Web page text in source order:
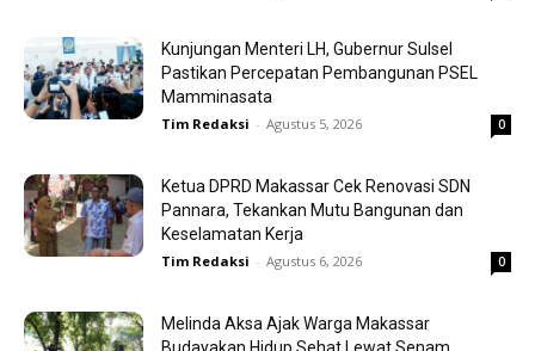
Kunjungan Menteri LH, Gubernur Sulsel
Pastikan Percepatan Pembangunan PSEL
Mamminasata
Tim Redaksi - Agustus 5, 2026 0
Ketua DPRD Makassar Cek Renovasi SDN
Pannara, Tekankan Mutu Bangunan dan
Keselamatan Kerja
Tim Redaksi - Agustus 6, 2026 0
Melinda Aksa Ajak Warga Makassar